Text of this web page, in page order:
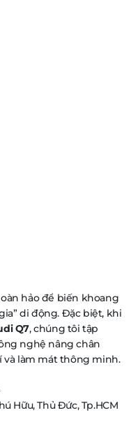
hảo để biến khoang
di động. Đặc biệt, khi
Q7, chúng tôi tập
nghệ nâng chân
và làm mát thông minh.
Hữu, Thủ Đức, Tp.HCM